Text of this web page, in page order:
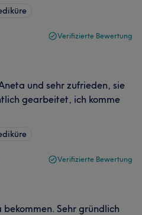
Verifizierte Bewertung
und sehr zufrieden, sie
gearbeitet, ich komme
Verifizierte Bewertung
Sehr gründlich